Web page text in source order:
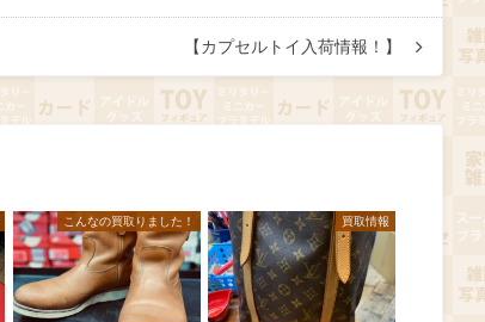
【カプセルトイ入荷情報！】
こんなの買取りました！ 買取情報